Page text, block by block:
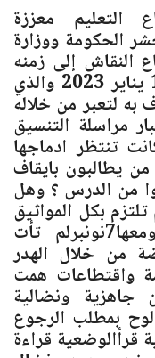
التعليم معززة
الحكومة ووزارة
النقاش إلى زمنه
الطبيعي والأصلي الى محضر 14 يناير 2023 والذي
به لتعبر من خلاله
مراسلة التنسيق
تنتظر ادماجها
يطالبون بايقاف
من الدرس ؟ وهل
بكل المواثيق
والعهود.ان انتفاضة 5اكتوبر ومعها7نونبرلم تأت
من خلال الهدر
واقتطاعات همت
جاهزية ونضالية
بمطلب الرجوع
قرأالوضعية قراءة